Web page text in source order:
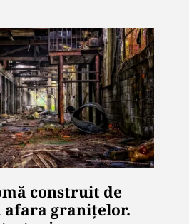
construit de
afara granițelor.